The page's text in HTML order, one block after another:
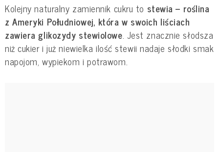
Kolejny naturalny zamiennik cukru to stewia – roślina
z Ameryki Południowej, która w swoich liściach
zawiera glikozydy stewiolowe. Jest znacznie słodsza
niż cukier i już niewielka ilość stewii nadaje słodki smak
napojom, wypiekom i potrawom.